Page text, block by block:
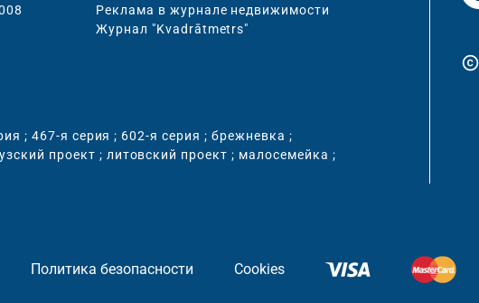
Реклама в журнале недвижимости
Журнал "Kvadrātmetrs"
; 467-я серия ; 602-я серия ; брежневка ;
проект ; литовский проект ; малосемейка ;
copyright
Политика безопасности Cookies